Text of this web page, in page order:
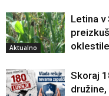
Aktualno
Letina v
Skoraj